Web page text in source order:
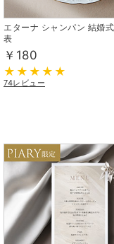
エターナ シャンパン 結婚
表
￥180
74レビュー